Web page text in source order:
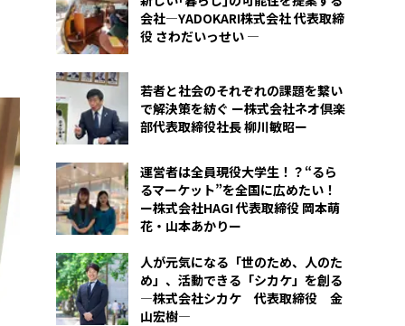
会社―YADOKARI株式会社 代表取締
役 さわだいっせい ―
若者と社会のそれぞれの課題を繋い
で解決策を紡ぐ ー株式会社ネオ倶楽
部代表取締役社長 柳川敏昭ー
運営者は全員現役大学生！？“るら
るマーケット”を全国に広めたい！
ー株式会社HAGI 代表取締役 岡本萌
花・山本あかりー
人が元気になる「世のため、人のた
め」、活動できる「シカケ」を創る
―株式会社シカケ 代表取締役 金
山宏樹―